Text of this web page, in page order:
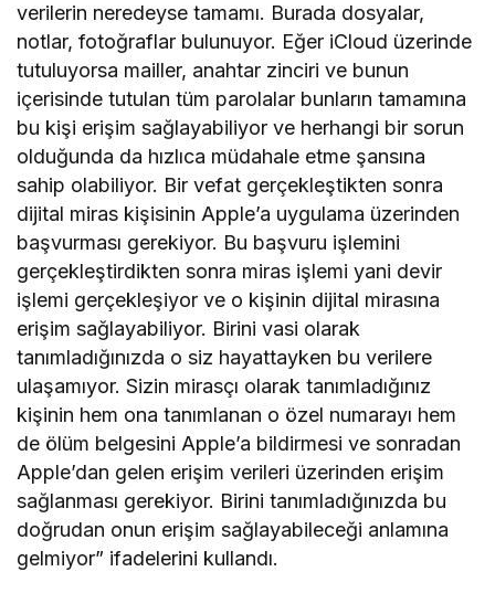
verilerin neredeyse tamamı. Burada dosyalar,
notlar, fotoğraflar bulunuyor. Eğer iCloud üzerinde
tutuluyorsa mailler, anahtar zinciri ve bunun
içerisinde tutulan tüm parolalar bunların tamamına
bu kişi erişim sağlayabiliyor ve herhangi bir sorun
olduğunda da hızlıca müdahale etme şansına
sahip olabiliyor. Bir vefat gerçekleştikten sonra
dijital miras kişisinin Apple’a uygulama üzerinden
başvurması gerekiyor. Bu başvuru işlemini
gerçekleştirdikten sonra miras işlemi yani devir
işlemi gerçekleşiyor ve o kişinin dijital mirasına
erişim sağlayabiliyor. Birini vasi olarak
tanımladığınızda o siz hayattayken bu verilere
ulaşamıyor. Sizin mirasçı olarak tanımladığınız
kişinin hem ona tanımlanan o özel numarayı hem
de ölüm belgesini Apple’a bildirmesi ve sonradan
Apple’dan gelen erişim verileri üzerinden erişim
sağlanması gerekiyor. Birini tanımladığınızda bu
doğrudan onun erişim sağlayabileceği anlamına
gelmiyor” ifadelerini kullandı.